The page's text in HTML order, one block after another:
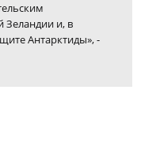
и, в
Антарктиды», -